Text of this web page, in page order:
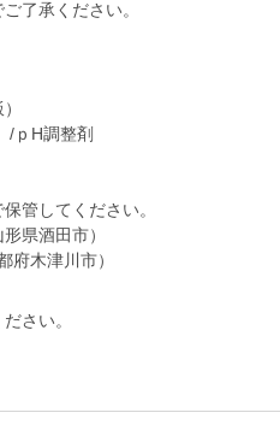
/ｐH調整剤
管してください。
県酒田市）
さい。